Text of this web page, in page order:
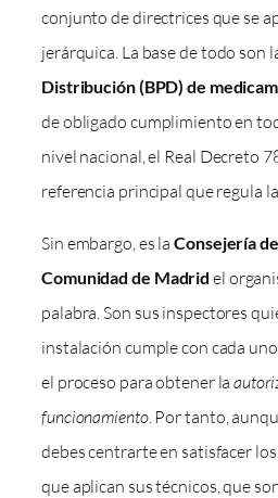
conjunto de directrices que se
jerárquica. La base de todo son
Distribución (BPD) de
de obligado cumplimiento en
nivel nacional, el Real Decreto
referencia principal que regula
Sin embargo, es laConsejería
Comunidad de Madrid el
palabra. Son sus inspectores
instalación cumple con cada
el proceso para obtener la
funcionamiento. Por tanto,
debes centrarte en satisfacer
que aplican sus técnicos, que